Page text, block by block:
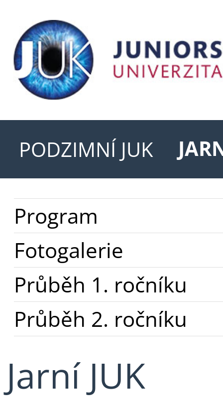
PODZIMNÍ JUK
Program
Fotogalerie
Průběh 1. ročníku
Průběh 2. ročníku
Jarní JUK